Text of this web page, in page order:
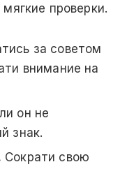
проверки.
за советом
внимание на
он не
знак.
Сократи свою